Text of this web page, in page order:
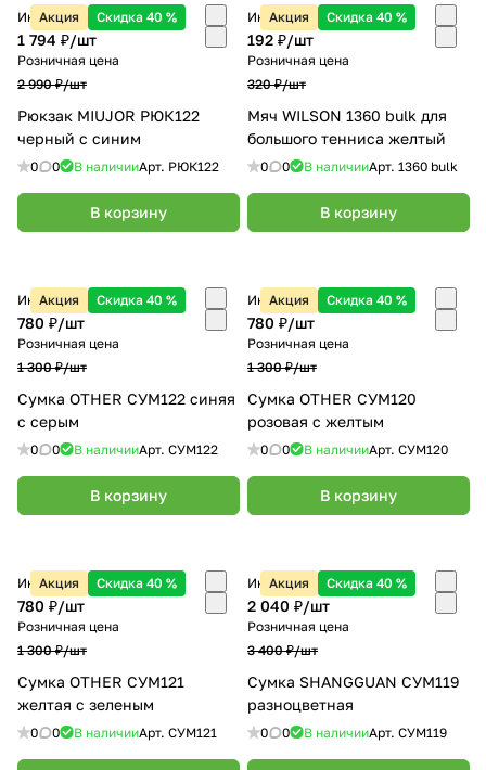
Акция Скидка 40 %
Интернет-магазин
1 794 ₽/шт
Розничная цена
2 990 ₽/шт
Рюкзак MIUJOR РЮК122
черный с синим
0 0 В наличииАрт. РЮК122
В корзину
Акция Скидка 40 %
Интернет-магазин
192 ₽/шт
Розничная цена
320 ₽/шт
Мяч WILSON 1360 bulk для
большого тенниса желтый
0 0 В наличииАрт. 1360 bulk
В корзину
Акция Скидка 40 %
Интернет-магазин
780 ₽/шт
Розничная цена
1 300 ₽/шт
Сумка OTHER СУМ122 синяя
с серым
0 0 В наличииАрт. СУМ122
В корзину
Акция Скидка 40 %
Интернет-магазин
780 ₽/шт
Розничная цена
1 300 ₽/шт
Сумка OTHER СУМ120
розовая с желтым
0 0 В наличииАрт. СУМ120
В корзину
Акция Скидка 40 %
Интернет-магазин
780 ₽/шт
Розничная цена
1 300 ₽/шт
Сумка OTHER СУМ121
желтая с зеленым
0 0 В наличииАрт. СУМ121
Акция Скидка 40 %
Интернет-магазин
2 040 ₽/шт
Розничная цена
3 400 ₽/шт
Сумка SHANGGUAN СУМ119
разноцветная
0 0 В наличииАрт. СУМ119